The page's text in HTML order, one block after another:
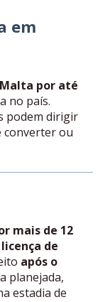
em
por até
no país.
podem dirigir
converter ou
mais de 12
de
após o
planejada,
estadia de